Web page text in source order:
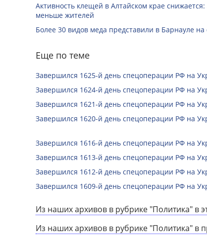
Активность клещей в Алтайском крае
меньше жителей
Более 30 видов меда представили в Барнауле
Еще по теме
Завершился 1625-й день спецоперации РФ на
Завершился 1624-й день спецоперации РФ на
Завершился 1621-й день спецоперации РФ на
Завершился 1620-й день спецоперации РФ на
Завершился 1616-й день спецоперации РФ на
Завершился 1613-й день спецоперации РФ на
Завершился 1612-й день спецоперации РФ на
Завершился 1609-й день спецоперации РФ на
Из наших архивов в рубрике "Политика" в
Из наших архивов в рубрике "Политика" в